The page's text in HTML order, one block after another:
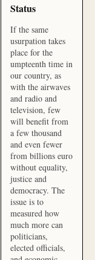
Status
If the same
usurpation takes
place for the
umpteenth time in
our country, as
with the airwaves
and radio and
television, few
will benefit from
a few thousand
and even fewer
from billions euro
without equality,
justice and
democracy. The
issue is to
measured how
much more can
politicians,
elected officials,